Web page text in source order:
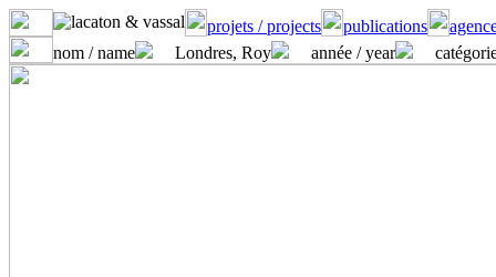
projets / projects publications
nom / name
Londres, Roy année / year